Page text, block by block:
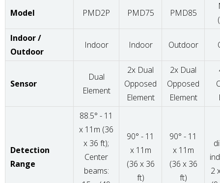
Model PMD2P PMD75 PMD85
Indoor /
Outdoor
Indoor Indoor Outdoor
Sensor
Dual
Element
2x Dual
Opposed
Element
2x Dual
Opposed
Element
Detection
Range
88.5° - 11
x 11m (36
x 36 ft);
Center
beams:
90° - 11
x 11m
(36 x 36
ft)
90° - 11
x 11m
(36 x 36
ft)
2